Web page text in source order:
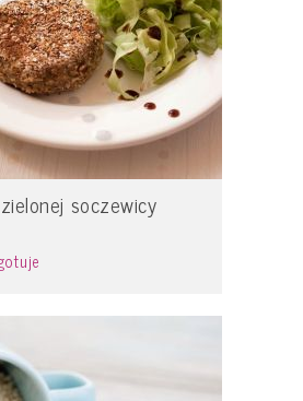
soczewicy